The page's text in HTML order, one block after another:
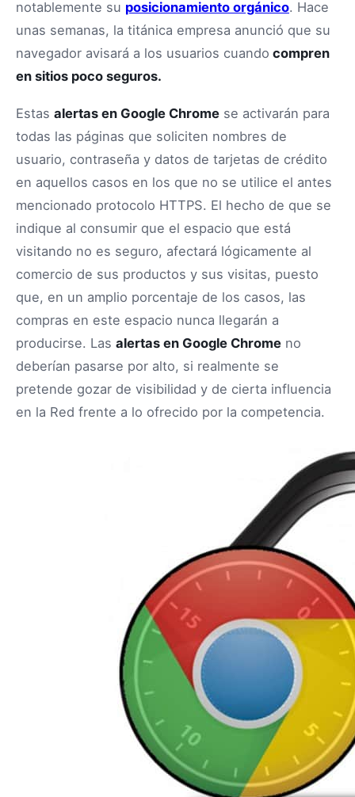
notablemente su posicionamiento orgánico. Hace
unas semanas, la titánica empresa anunció que su
navegador avisará a los usuarios cuando compren
en sitios poco seguros.
Estas alertas en Google Chrome se activarán para
todas las páginas que soliciten nombres de
usuario, contraseña y datos de tarjetas de crédito
en aquellos casos en los que no se utilice el antes
mencionado protocolo HTTPS. El hecho de que se
indique al consumir que el espacio que está
visitando no es seguro, afectará lógicamente al
comercio de sus productos y sus visitas, puesto
que, en un amplio porcentaje de los casos, las
compras en este espacio nunca llegarán a
producirse. Las alertas en Google Chrome no
deberían pasarse por alto, si realmente se
pretende gozar de visibilidad y de cierta influencia
en la Red frente a lo ofrecido por la competencia.